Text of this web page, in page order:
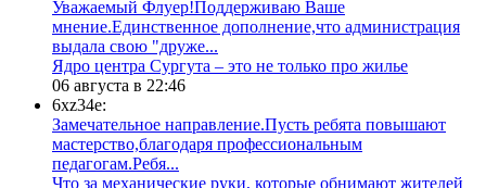
Уважаемый Флуер!Поддерживаю Ваше
мнение.Единственное дополнение,что администрация
выдала свою "друже...
​Ядро центра Сургута ‒ это не только про жилье
06 августа в 22:46
6xz34e:
Замечательное направление.Пусть ребята повышают
мастерство,благодаря профессиональным
педагогам.Ребя...
​Что за механические руки, которые обнимают жителей